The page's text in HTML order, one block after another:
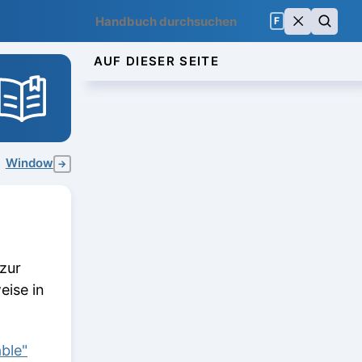
F
AUF DIESER SEITE
Window →
in